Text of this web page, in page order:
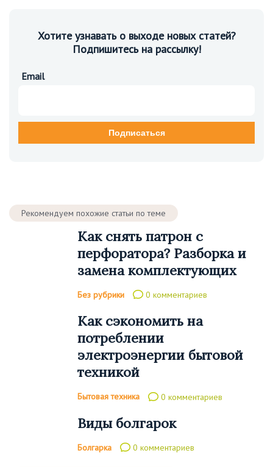
Хотите узнавать о выходе новых статей?
Подпишитесь на рассылку!
Email
Рекомендуем похожие статьи по теме
Как снять патрон с
перфоратора? Разборка и
замена комплектующих
Без рубрики 0 комментариев
Как сэкономить на
потреблении
электроэнергии бытовой
техникой
Бытовая техника 0 комментариев
Виды болгарок
Болгарка 0 комментариев